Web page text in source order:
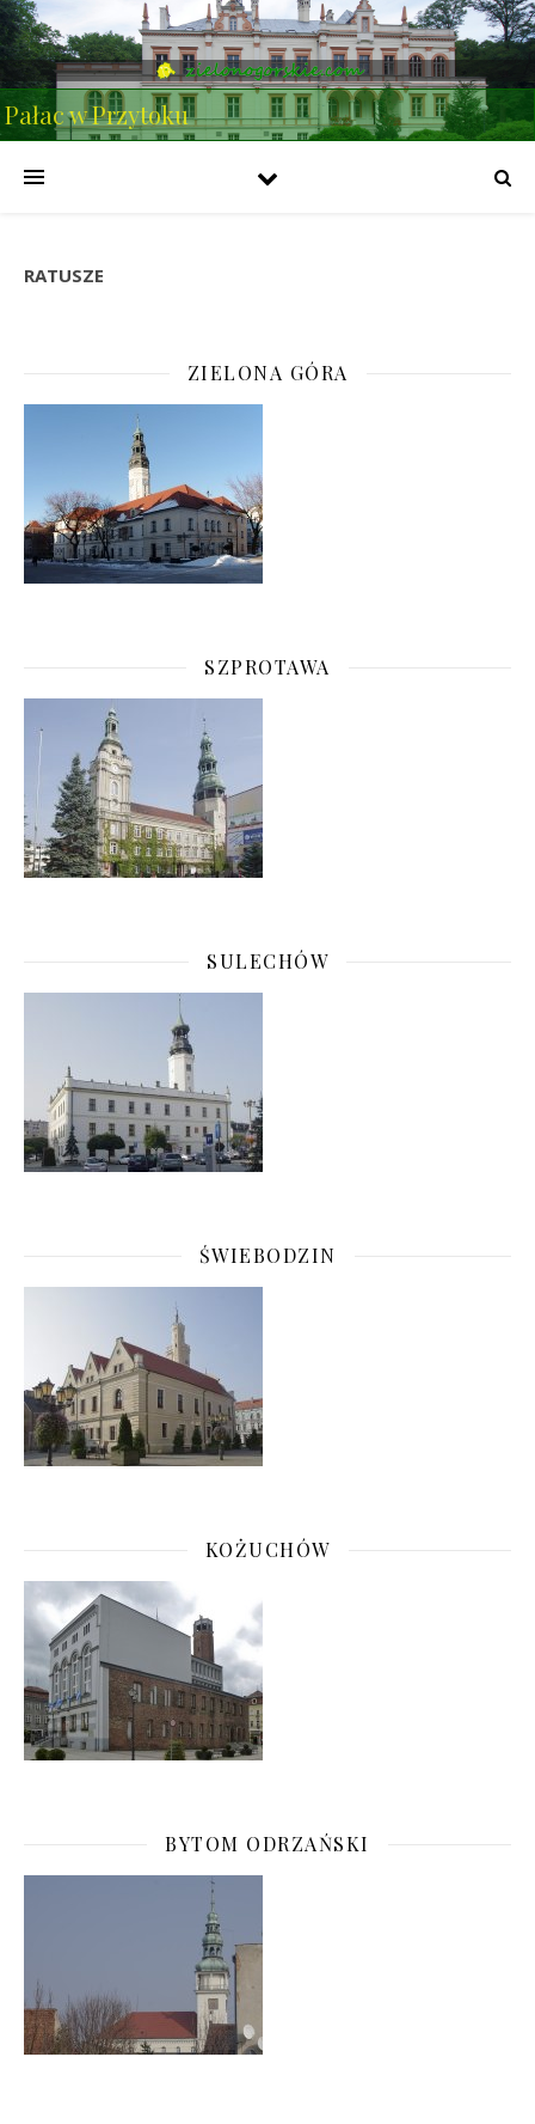
Pałac w Przytoku
RATUSZE
ZIELONA GÓRA
SZPROTAWA
SULECHÓW
ŚWIEBODZIN
KOŻUCHÓW
BYTOM ODRZAŃSKI